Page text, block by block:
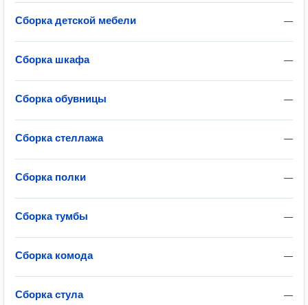
—
Сборка детской мебели
—
Сборка шкафа
—
Сборка обувницы
—
Сборка стеллажа
—
Сборка полки
—
Сборка тумбы
—
Сборка комода
—
Сборка стула